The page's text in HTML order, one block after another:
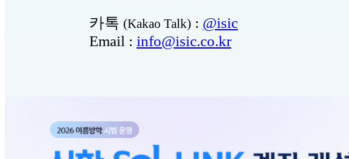
카톡 (Kakao Talk) : @isic
Email : info@isic.co.kr